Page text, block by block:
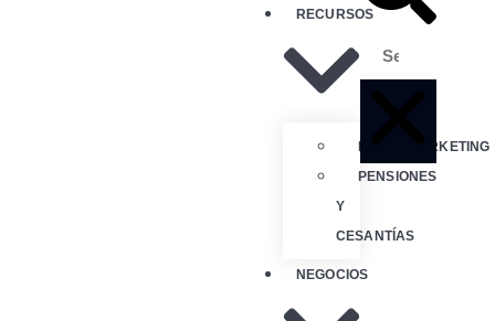
RECURSOS
NEUROMARKETING
PENSIONES
Y
CESANTÍAS
NEGOCIOS